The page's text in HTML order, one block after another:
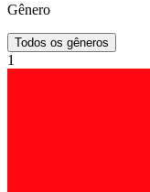
Gênero
Todos os gêneros
1